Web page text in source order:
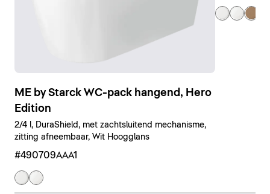
ME by Starck WC-pack hangend, Hero
Edition
2/4 l, DuraShield, met zachtsluitend mechanisme,
zitting afneembaar, Wit Hoogglans
#490709AAA1